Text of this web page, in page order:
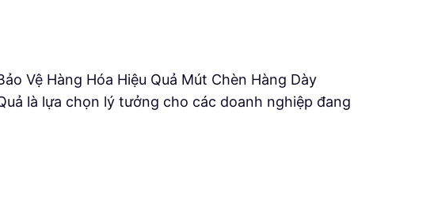
Vệ Hàng Hóa Hiệu Quả Mút Chèn Hàng Dày
là lựa chọn lý tưởng cho các doanh nghiệp đang